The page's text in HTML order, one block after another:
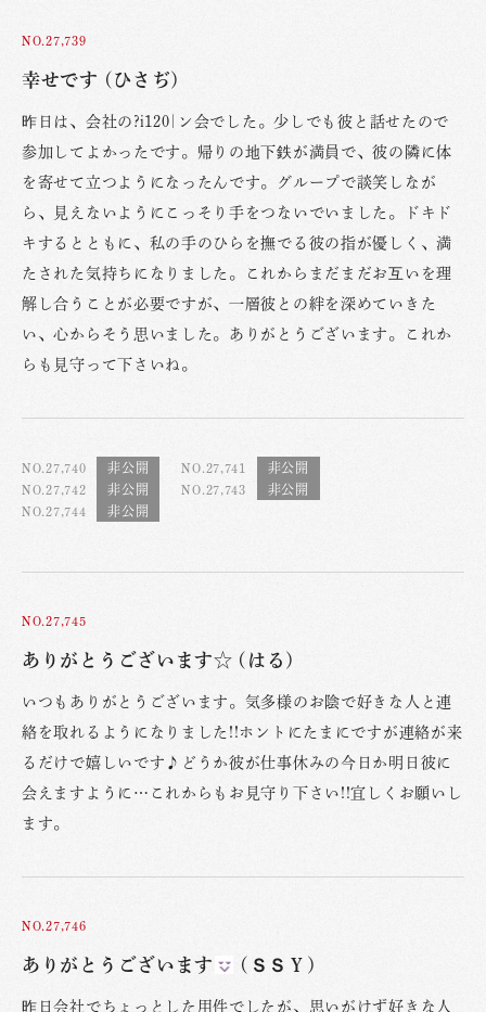
NO.27,739
幸せです (ひさぢ)
昨日は、会社の?i120|ン会でした。少しでも彼と話せたので
参加してよかったです。帰りの地下鉄が満員で、彼の隣に体
を寄せて立つようになったんです。グループで談笑しなが
ら、見えないようにこっそり手をつないでいました。ドキド
キするとともに、私の手のひらを撫でる彼の指が優しく、満
たされた気持ちになりました。これからまだまだお互いを理
解し合うことが必要ですが、一層彼との絆を深めていきた
い、心からそう思いました。ありがとうございます。これか
らも見守って下さいね。
NO.27,740
NO.27,741
NO.27,742
NO.27,743
NO.27,744
NO.27,745
ありがとうございます☆ (はる)
いつもありがとうございます。気多様のお陰で好きな人と連
絡を取れるようになりました!!ホントにたまにですが連絡が来
るだけで嬉しいです♪どうか彼が仕事休みの今日か明日彼に
会えますように…これからもお見守り下さい!!宜しくお願いし
ます。
NO.27,746
ありがとうございます (ＳＳＹ)
昨日会社でちょっとした用件でしたが、思いがけず好きな人